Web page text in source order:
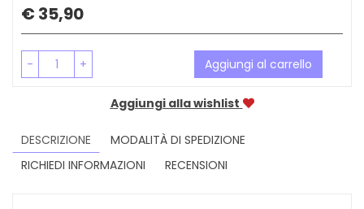
Prezzo
€ 35,90
- + Aggiungi al carrello
Aggiungi alla wishlist
DESCRIZIONE
MODALITÀ DI SPEDIZIONE
RICHIEDI INFORMAZIONI
RECENSIONI